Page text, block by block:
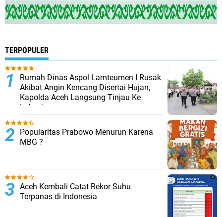
TERPOPULER
Rumah Dinas Aspol Lamteumen I Rusak
Akibat Angin Kencang Disertai Hujan,
Kapolda Aceh Langsung Tinjau Ke
Lokasi
Popularitas Prabowo Menurun Karena
MBG ?
Aceh Kembali Catat Rekor Suhu
Terpanas di Indonesia